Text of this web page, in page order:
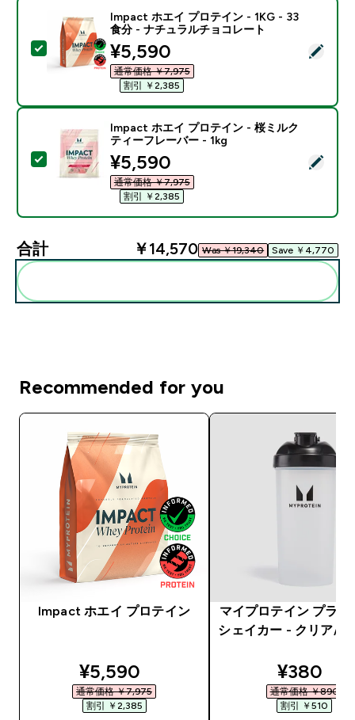
この商品を選択 - Impact ホエイ プロテイン - 1KG -
Impact ホエイ プロテイン - 1KG - 33
食分 - ナチュラルチョコレート
discounted price
¥5,590‎
通常価格 ￥7,975‎
割引 ￥2,385‎
この商品を選択 - Impact ホエイ プロテイン - 桜ミル
Impact ホエイ プロテイン - 桜ミルク
ティーフレーバー - 1kg
discounted price
¥5,590‎
通常価格 ￥7,975‎
割引 ￥2,385‎
合計 ￥14,570‎ Was ￥19,340‎ Save ￥4,770‎
Recommended for you
Impact ホエイ プロテイン
discounted price
¥5,590‎
通常価格 ￥7,975‎
割引 ￥2,385‎
マイプロテイン プラス
シェイカー - クリア/ブ
¥380‎
通常価格 ￥890‎
割引 ￥510‎